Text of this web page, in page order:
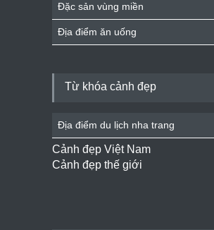
Đặc sản vùng miền
Địa điểm ăn uống
Từ khóa cảnh đẹp
Địa điểm du lịch nha trang
Cảnh đẹp Việt Nam
Cảnh đẹp thế giới